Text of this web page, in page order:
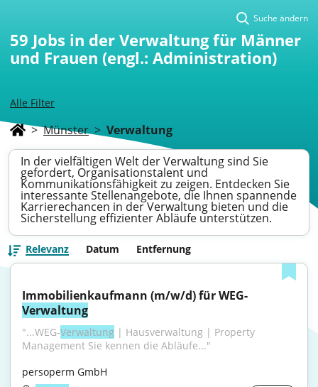
Alle Filter
Suche ändern
59 Jobs in der Verwaltung für Männer
und Frauen (engl.: Administration)
> Münster > Verwaltung
In der vielfältigen Welt der Verwaltung sind Sie
gefordert, Organisationstalent und
Kommunikationsfähigkeit zu zeigen. Entdecken Sie
interessante Stellenangebote, die Ihnen spannende
Karrierechancen in der Verwaltung bieten und die
Sicherstellung effizienter Abläufe unterstützen.
Relevanz Datum Entfernung
Immobilienkaufmann (m/w/d) für WEG-
Verwaltung
"...WEG-Verwaltung | Hausverwaltung | Property
Management Sie kennen die Abläufe..."
persoperm GmbH